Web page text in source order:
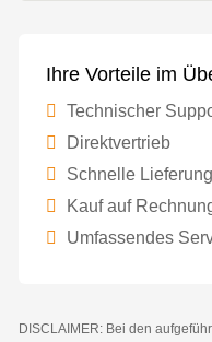
Ihre Vorteile im
Technischer
Direktvertrieb
Schnelle Lieferung
Kauf auf
Umfassendes
DISCLAIMER: Bei den